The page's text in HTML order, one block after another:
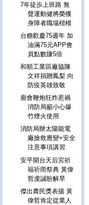
7年徒歩上班路 無
聲運動健將榮獲
身障者職場楷模
台糖歡慶75週年 加
油滿75元APP會
員點數賺5倍
和順工業區廠協陳
文祥捐贈鳳梨 向
防疫英雄致敬
廟會鞭炮狂炸惹禍
消防局籲小心爆
竹煙火使用
消防局辦太陽能電
廠搶救應變×安全
注意事項講習
安平開台天后宮祈
福祈雨祭典 黃偉
哲虔誠盼解旱
傑出農民獎表揚 黃
偉哲肯定從業人